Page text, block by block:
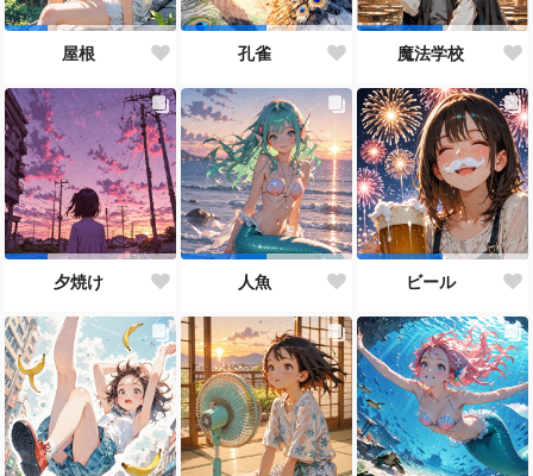
屋根 孔雀 魔法学校
夕焼け 人魚 ビール